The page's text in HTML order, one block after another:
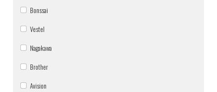
Bonssai
Vestel
Nagakawa
Brother
Avision